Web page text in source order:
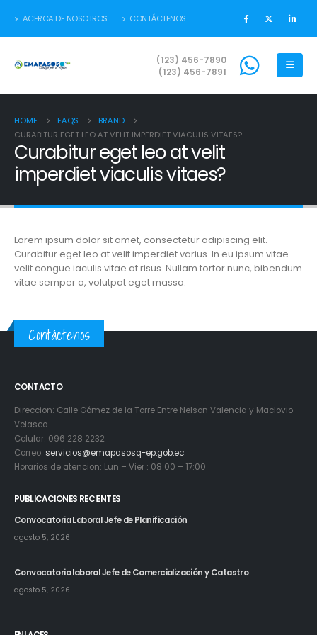
ACERCA DE NOSOTROS CONTÁCTENOS
(123) 456-7890
(123) 456-7891
HOME FAQS
BRAND
CURABITUR EGET LEO AT VELIT IMPERDIET VIACULIS VITAES?
Curabitur eget leo at velit
imperdiet viaculis vitaes?
Lorem ipsum dolor sit amet, consectetur adipiscing elit.
Curabitur eget leo at velit imperdiet varius. In eu ipsum vitae
velit congue iaculis vitae at risus. Nullam tortor nunc, bibendum
vitae semper a, volutpat eget massa.
Contáctenos
CONTACTO
Direccion: Calle Gómez de la Torre Entre Nelson Valencia y Maclovio
Velasco
Celular: 096 228 2232
Correo: servicios@emapasosq-ep.gob.ec
Horarios de atencion: Lun – Vier : 08:00 – 17:00
PUBLICACIONES RECIENTES
Convocatoria Laboral Jefe de Planificación
agosto 5, 2026
Convocatoria laboral Jefe de Comercialización y Catastro
agosto 5, 2026